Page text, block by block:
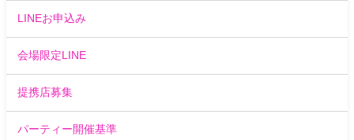
LINEお申込み
会場限定LINE
提携店募集
パーティー開催基準